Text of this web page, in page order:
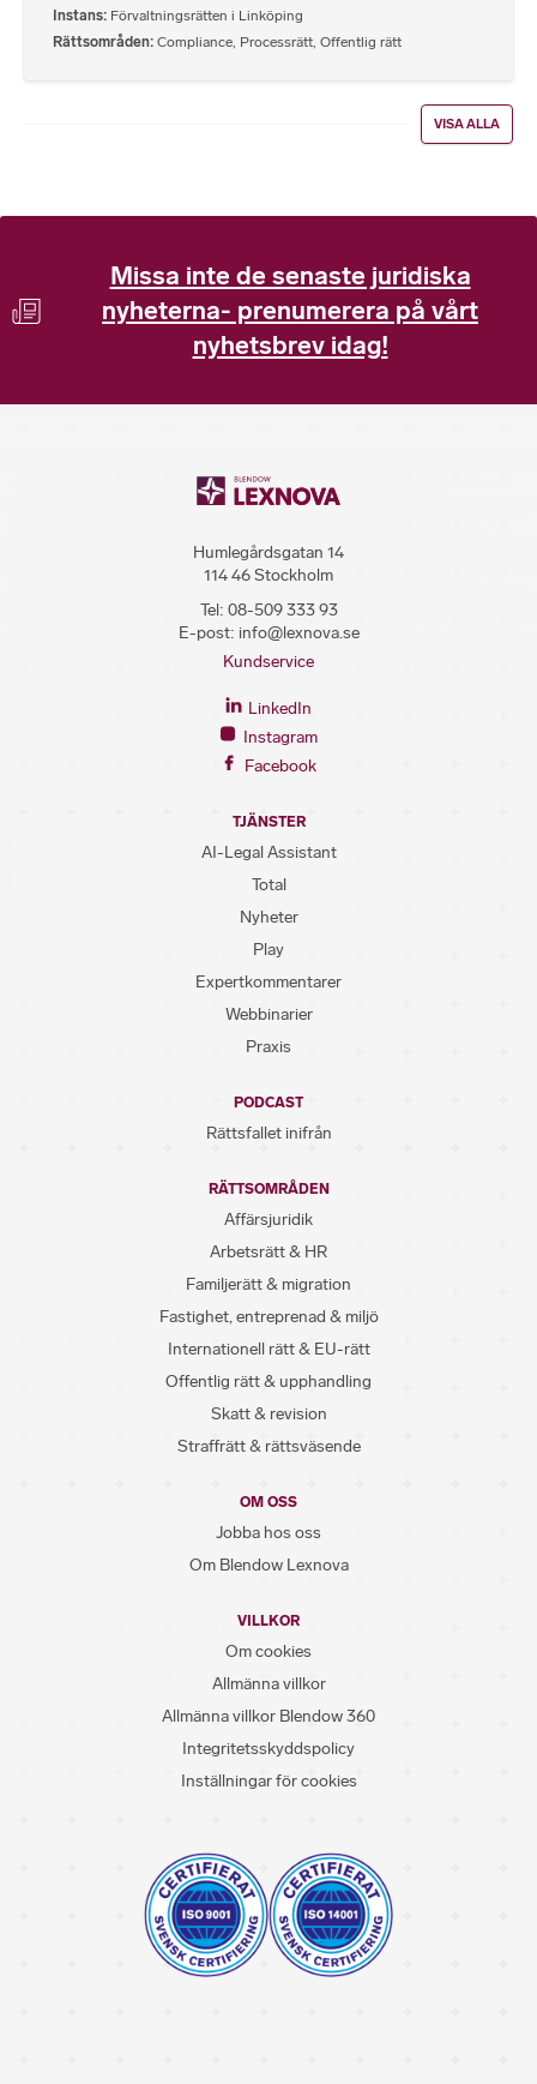
Instans Förvaltningsrätten i Linköping
Rättsområden Compliance, Processrätt, Offentlig rätt
VISA ALLA
Missa inte de senaste juridiska
nyheterna- prenumerera på vårt
nyhetsbrev idag!
Humlegårdsgatan 14
114 46 Stockholm
Tel: 08-509 333 93
E-post: info@lexnova.se
Kundservice
LinkedIn
Instagram
Facebook
TJÄNSTER
AI-Legal Assistant
Total
Nyheter
Play
Expertkommentarer
Webbinarier
Praxis
PODCAST
Rättsfallet inifrån
RÄTTSOMRÅDEN
Affärsjuridik
Arbetsrätt & HR
Familjerätt & migration
Fastighet, entreprenad & miljö
Internationell rätt & EU-rätt
Offentlig rätt & upphandling
Skatt & revision
Straffrätt & rättsväsende
OM OSS
Jobba hos oss
Om Blendow Lexnova
VILLKOR
Om cookies
Allmänna villkor
Allmänna villkor Blendow 360
Integritetsskyddspolicy
Inställningar för cookies